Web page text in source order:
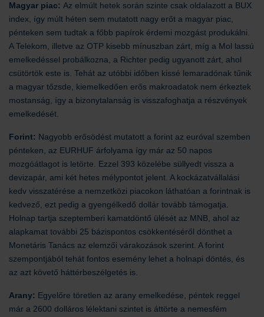
Magyar piac: Az elmúlt hetek során szinte csak oldalazott a BUX
index, így múlt héten sem mutatott nagy erőt a magyar piac,
pénteken sem tudtak a főbb papírok érdemi mozgást produkálni.
A Telekom, illetve az OTP kisebb mínuszban zárt, míg a Mol lassú
emelkedéssel probálkozna, a Richter pedig ugyanott zárt, ahol
csütörtök este is. Tehát az utóbbi időben kissé lemaradónak tűnik
a magyar tőzsde, kiemelkedően erős makroadatok nem érkeztek
mostanság, így a bizonytalanság is visszafoghatja a részvények
emelkedését.
Forint: Nagyobb erősödést mutatott a forint az euróval szemben
pénteken, az EURHUF árfolyama így már az 50 napos
mozgóátlagot is letörte. Ezzel 393 közelébe süllyedt vissza a
devizapár, ami két hetes mélypontot jelent. A kockázatvállalási
kedv visszatérése a nemzetközi piacokon láthatóan a forintnak is
kedvező, ezt pedig a gyengélkedő dollár tovább támogatja.
Holnap tartja szeptemberi kamatdöntő ülését az MNB, ahol az
alapkamat további 25 bázispontos csökkentéséről dönthet a
Monetáris Tanács az elemzői várakozások szerint. A forint
szempontjából tehát fontos esemény lehet a holnapi döntés, és
az azt követő háttérbeszélgetés is.
Arany: Egyelőre töretlen az arany emelkedése, péntek reggel
már a 2600 dolláros lélektani szintet is áttörte a nemesfém